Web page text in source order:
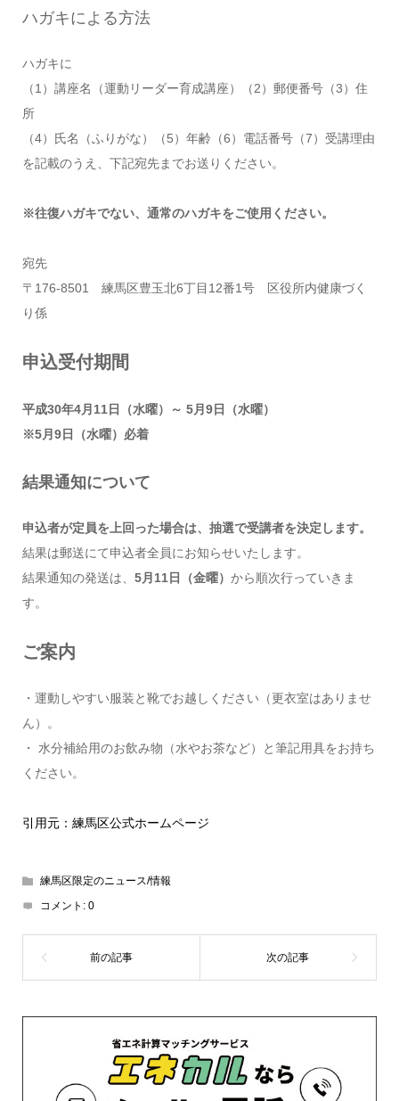
ハガキによる方法
ハガキに
（1）講座名（運動リーダー育成講座）（2）郵便番号（3）住
所
（4）氏名（ふりがな）（5）年齢（6）電話番号（7）受講理由
を記載のうえ、下記宛先までお送りください。
※往復ハガキでない、通常のハガキをご使用ください。
宛先
〒176-8501 練馬区豊玉北6丁目12番1号 区役所内健康づく
り係
申込受付期間
平成30年4月11日（水曜）～ 5月9日（水曜）
※5月9日（水曜）必着
結果通知について
申込者が定員を上回った場合は、抽選で受講者を決定します。
結果は郵送にて申込者全員にお知らせいたします。
結果通知の発送は、 5月11日（金曜） から順次行っていきま
す。
ご案内
・運動しやすい服装と靴でお越しください（更衣室はありませ
ん）。
・ 水分補給用のお飲み物（水やお茶など）と筆記用具をお持ち
ください。
引用元：練馬区公式ホームページ
練馬区限定のニュース/情報
コメント: 0